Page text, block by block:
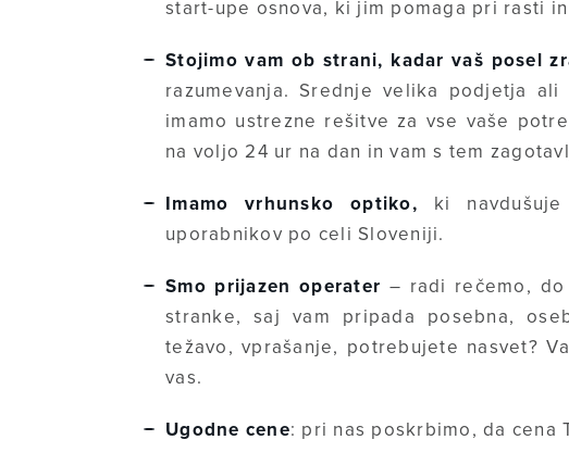
start-upe osnova, ki jim pomaga pri rasti
Stojimo vam ob strani, kadar vaš posel
razumevanja. Srednje velika podjetja
imamo ustrezne rešitve za vse vaše
na voljo 24 ur na dan in vam s tem
Imamo vrhunsko optiko, ki
uporabnikov po celi Sloveniji.
Smo prijazen operater – radi rečemo, do
stranke, saj vam pripada posebna,
težavo, vprašanje, potrebujete nasvet?
vas.
Ugodne cene: pri nas poskrbimo, da cena